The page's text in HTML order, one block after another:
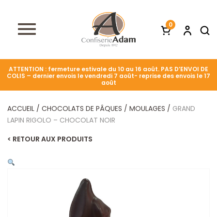
0
ATTENTION : fermeture estivale du 10 au 16 août. PAS D’ENVOI DE
COLIS – dernier envois le vendredi 7 août- reprise des envois le 17
août
ACCUEIL / CHOCOLATS DE PÂQUES / MOULAGES / GRAND
LAPIN RIGOLO – CHOCOLAT NOIR
< RETOUR AUX PRODUITS